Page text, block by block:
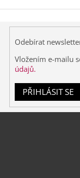
Odebírat
Vložením e-mailu
údajů.
PŘIHLÁSIT SE